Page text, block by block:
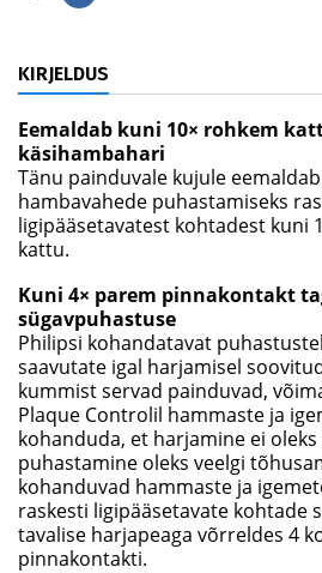
KIRJELDUS
Eemaldab kuni 10× rohkem
käsihambahari
Tänu painduvale kujule
hambavahede puhastamiseks
ligipääsetavatest kohtadest kuni
kattu.
Kuni 4× parem pinnakontakt
sügavpuhastuse
Philipsi kohandatavat
saavutate igal harjamisel
kummist servad painduvad,
Plaque Controlil hammaste ja
kohanduda, et harjamine ei
puhastamine oleks veelgi
kohanduvad hammaste ja
raskesti ligipääsetavate kohtade
tavalise harjapeaga võrreldes 4
pinnakontakti.